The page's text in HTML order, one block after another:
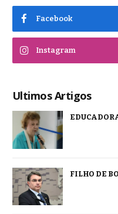
Facebook
Instagram
Ultimos Artigos
FILHO DE